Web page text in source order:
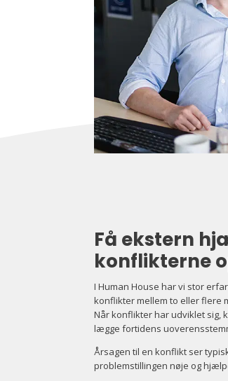
Få ekstern
konflikterne
I Human House har vi stor
konflikter mellem to eller flere
Når konflikter har udviklet
lægge fortidens
Årsagen til en konflikt ser
problemstillingen nøje og